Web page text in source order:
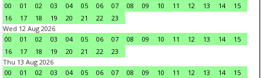
00
01 02 03 04 05 06 07 08 09 10 11 12 13 14
15
16
17 18 19 20 21 22
23
Wed 12 Aug 2026
00
01 02 03 04 05 06 07 08 09 10 11 12 13 14
15
16
17 18 19 20 21 22
23
Thu 13 Aug 2026
00
01 02 03 04 05 06 07 08 09 10 11 12 13 14
15